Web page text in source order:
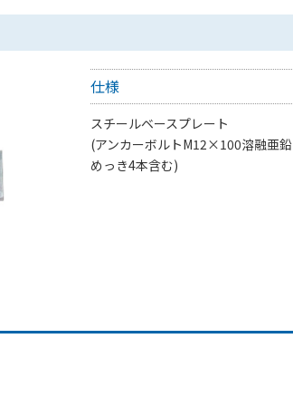
仕様
スチールベースプレート
(アンカーボルトM12×100溶融亜鉛
めっき4本含む)